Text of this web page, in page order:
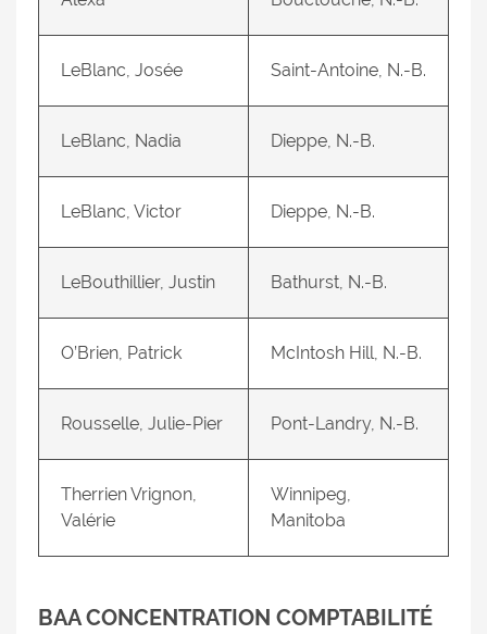
LeBlanc, Josée Saint-Antoine, N.-B.
LeBlanc, Nadia Dieppe, N.-B.
LeBlanc, Victor Dieppe, N.-B.
LeBouthillier, Justin Bathurst, N.-B.
O’Brien, Patrick McIntosh Hill, N.-B.
Rousselle, Julie-Pier Pont-Landry, N.-B.
Therrien Vrignon,
Valérie
Winnipeg,
Manitoba
BAA CONCENTRATION COMPTABILITÉ